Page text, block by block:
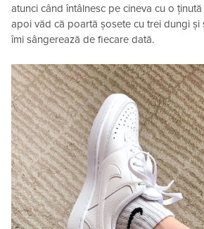
atunci când întâlnesc pe cineva cu o
apoi văd că poartă șosete cu trei dungi și
îmi sângerează de fiecare dată.